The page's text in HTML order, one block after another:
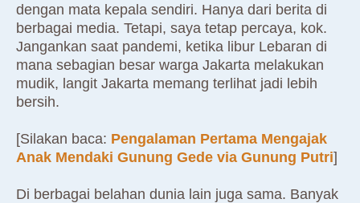
dengan mata kepala sendiri. Hanya dari berita di
berbagai media. Tetapi, saya tetap percaya, kok.
Jangankan saat pandemi, ketika libur Lebaran di
mana sebagian besar warga Jakarta melakukan
mudik, langit Jakarta memang terlihat jadi lebih
bersih.
[Silakan baca: Pengalaman Pertama Mengajak
Anak Mendaki Gunung Gede via Gunung Putri]
Di berbagai belahan dunia lain juga sama. Banyak